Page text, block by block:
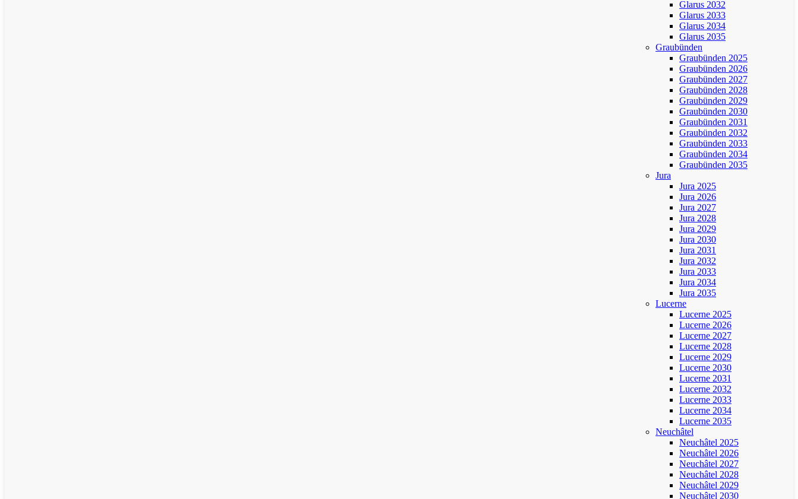
Glarus 2032
Glarus 2033
Glarus 2034
Glarus 2035
Graubünden
Graubünden 2025
Graubünden 2026
Graubünden 2027
Graubünden 2028
Graubünden 2029
Graubünden 2030
Graubünden 2031
Graubünden 2032
Graubünden 2033
Graubünden 2034
Graubünden 2035
Jura
Jura 2025
Jura 2026
Jura 2027
Jura 2028
Jura 2029
Jura 2030
Jura 2031
Jura 2032
Jura 2033
Jura 2034
Jura 2035
Lucerne
Lucerne 2025
Lucerne 2026
Lucerne 2027
Lucerne 2028
Lucerne 2029
Lucerne 2030
Lucerne 2031
Lucerne 2032
Lucerne 2033
Lucerne 2034
Lucerne 2035
Neuchâtel
Neuchâtel 2025
Neuchâtel 2026
Neuchâtel 2027
Neuchâtel 2028
Neuchâtel 2029
Neuchâtel 2030